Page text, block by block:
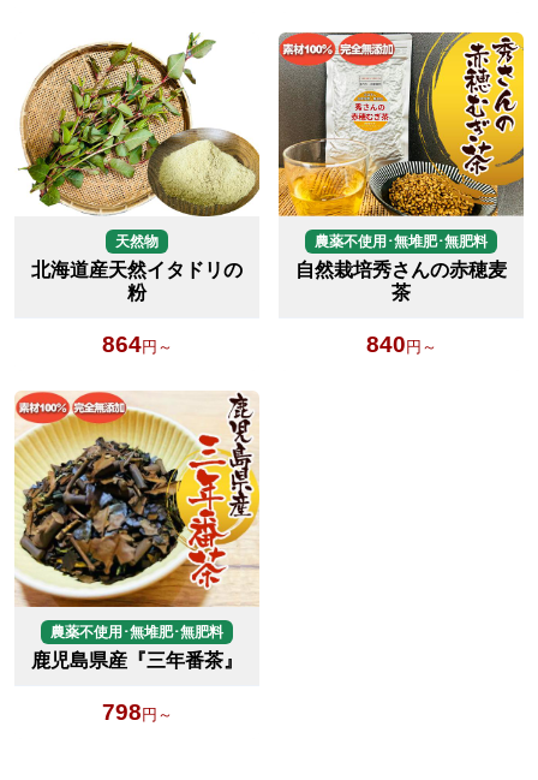
天然物
北海道産天然イタドリの
粉
864円～
農薬不使用･無堆肥･無肥料
自然栽培秀さんの赤穂麦
茶
840 円～
農薬不使用･無堆肥･無肥料
鹿児島県産『三年番茶』
798 円～